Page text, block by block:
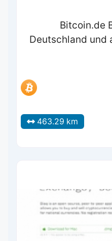
Bitcoin.de
Deutschland und
463.29 km